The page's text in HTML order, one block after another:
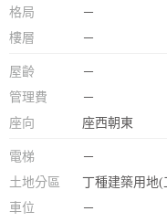
格局
－
樓層
－
屋齡
－
管理費
－
座向
座西朝東
電梯
－
土地分區
丁種建築用地(
車位
－